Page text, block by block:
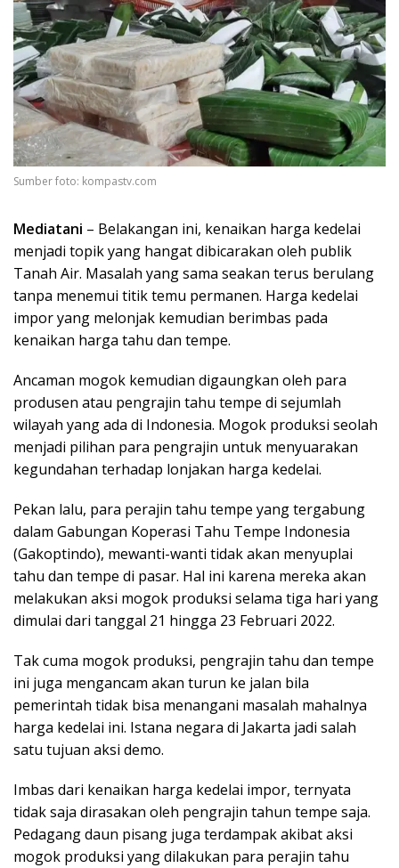
Sumber foto: kompastv.com
Mediatani – Belakangan ini, kenaikan harga kedelai
menjadi topik yang hangat dibicarakan oleh publik
Tanah Air. Masalah yang sama seakan terus berulang
tanpa menemui titik temu permanen. Harga kedelai
impor yang melonjak kemudian berimbas pada
kenaikan harga tahu dan tempe.
Ancaman mogok kemudian digaungkan oleh para
produsen atau pengrajin tahu tempe di sejumlah
wilayah yang ada di Indonesia. Mogok produksi seolah
menjadi pilihan para pengrajin untuk menyuarakan
kegundahan terhadap lonjakan harga kedelai.
Pekan lalu, para perajin tahu tempe yang tergabung
dalam Gabungan Koperasi Tahu Tempe Indonesia
(Gakoptindo), mewanti-wanti tidak akan menyuplai
tahu dan tempe di pasar. Hal ini karena mereka akan
melakukan aksi mogok produksi selama tiga hari yang
dimulai dari tanggal 21 hingga 23 Februari 2022.
Tak cuma mogok produksi, pengrajin tahu dan tempe
ini juga mengancam akan turun ke jalan bila
pemerintah tidak bisa menangani masalah mahalnya
harga kedelai ini. Istana negara di Jakarta jadi salah
satu tujuan aksi demo.
Imbas dari kenaikan harga kedelai impor, ternyata
tidak saja dirasakan oleh pengrajin tahun tempe saja.
Pedagang daun pisang juga terdampak akibat aksi
mogok produksi yang dilakukan para perajin tahu